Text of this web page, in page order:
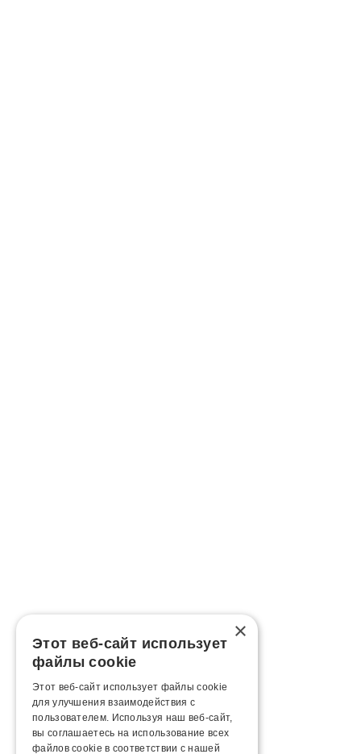
×
Этот веб-сайт использует
файлы cookie
Этот веб-сайт использует файлы cookie
для улучшения взаимодействия с
пользователем. Используя наш веб-сайт,
вы соглашаетесь на использование всех
файлов cookie в соответствии с нашей